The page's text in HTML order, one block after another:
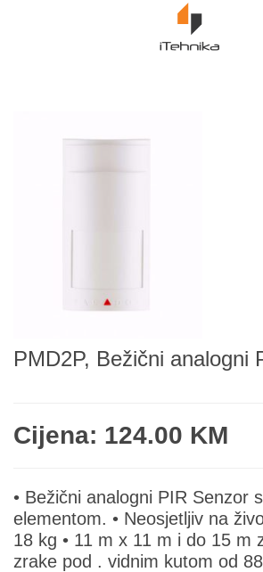
PMD2P, Bežični analogni
Cijena: 124.00 KM
• Bežični analogni PIR Senzor
elementom. • Neosjetljiv na
18 kg • 11 m x 11 m i do 15 m
zrake pod . vidnim kutom od